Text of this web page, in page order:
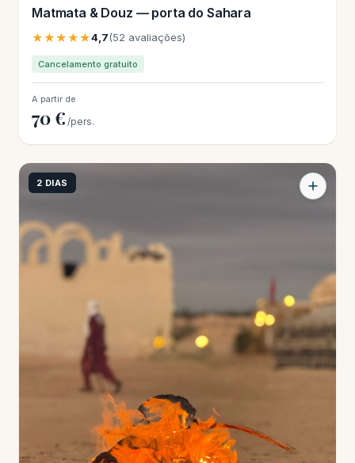
Matmata & Douz — porta do Sahara
★★★★★4,7(52 avaliações)
Cancelamento gratuito
A partir de
70 € /pers.
2 DIAS